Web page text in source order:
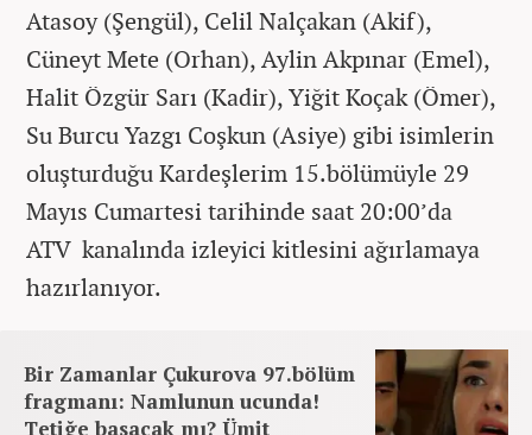
Atasoy (Şengül), Celil Nalçakan (Akif),
Cüneyt Mete (Orhan), Aylin Akpınar (Emel),
Halit Özgür Sarı (Kadir), Yiğit Koçak (Ömer),
Su Burcu Yazgı Coşkun (Asiye) gibi isimlerin
oluşturduğu Kardeşlerim 15.bölümüyle 29
Mayıs Cumartesi tarihinde saat 20:00’da
ATV kanalında izleyici kitlesini ağırlamaya
hazırlanıyor.
Bir Zamanlar Çukurova 97.bölüm
fragmanı: Namlunun ucunda!
Tetiğe basacak mı? Ümit